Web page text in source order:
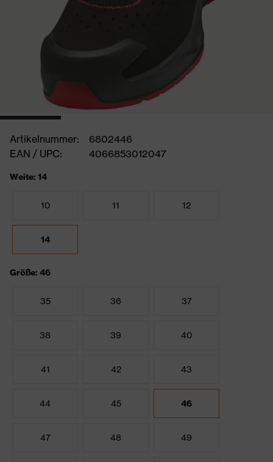
Artikelnummer:
6802446
EAN / UPC:
4066853012047
Weite: 14
10 11 12
14
Größe: 46
35 36 37
38 39 40
41 42 43
44 45 46
47 48 49